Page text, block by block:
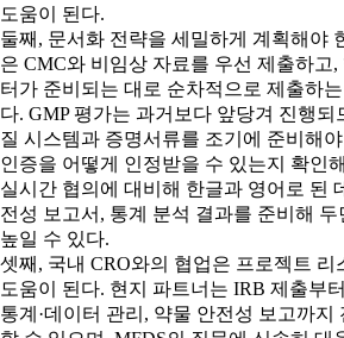
도움이 된다.
둘째, 문서화 전략을 세밀하게 계획해야
은 CMC와 비임상 자료를 우선 제출하고,
터가 준비되는 대로 순차적으로 제출하
다. GMP 평가는 과거보다 앞당겨 진행되
질 시스템과 증명서류를 조기에 준비해
인증을 어떻게 인정받을 수 있는지 확인
실시간 협의에 대비해 한글과 영어로 된
전성 보고서, 통계 분석 결과를 준비해 두
높일 수 있다.
셋째, 국내 CRO와의 협업은 프로젝트 리
도움이 된다. 현지 파트너는 IRB 제출부
통계·데이터 관리, 약물 안전성 보고까지